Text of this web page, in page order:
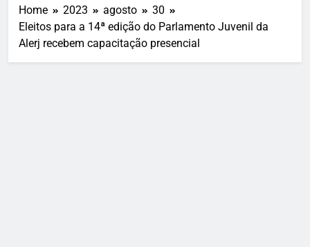
Home 2023 agosto
30
Eleitos para a 14ª edição do Parlamento Juvenil da
Alerj recebem capacitação presencial